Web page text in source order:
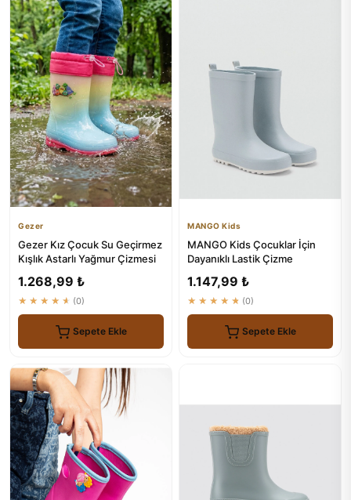
Gezer
Gezer Kız Çocuk Su Geçirmez
Kışlık Astarlı Yağmur Çizmesi
1.268,99 ₺
★★★★★ (0)
Sepete Ekle
MANGO Kids
MANGO Kids Çocuklar İçin
Dayanıklı Lastik Çizme
1.147,99 ₺
★★★★★ (0)
Sepete Ekle